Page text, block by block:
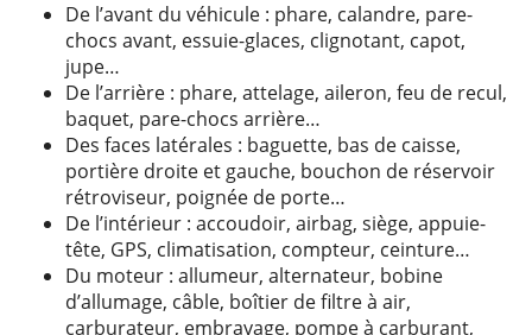
De l’avant du véhicule : phare, calandre, pare-
chocs avant, essuie-glaces, clignotant, capot,
jupe…
De l’arrière : phare, attelage, aileron, feu de recul,
baquet, pare-chocs arrière…
Des faces latérales : baguette, bas de caisse,
portière droite et gauche, bouchon de réservoir
rétroviseur, poignée de porte…
De l’intérieur : accoudoir, airbag, siège, appuie-
tête, GPS, climatisation, compteur, ceinture…
Du moteur : allumeur, alternateur, bobine
d’allumage, câble, boîtier de filtre à air,
carburateur, embrayage, pompe à carburant,